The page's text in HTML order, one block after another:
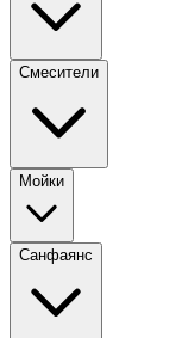
Смесители
Мойки
Санфаянс